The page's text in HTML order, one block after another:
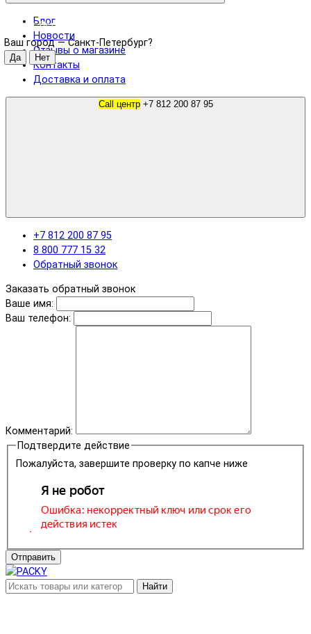
Санкт-Петербург
Ваш город —Санкт-Петербург?
Блог
Новости
Отзывы о магазине
Контакты
Доставка и оплата
Call центр +7 812 200 87 95
+7 812 200 87 95
8 800 777 15 32
Обратный звонок
Заказать обратный звонок
Ваше имя:
Ваш телефон:
Комментарий:
Подтвердите действие
Пожалуйста, завершите проверку по капче ниже
Отправить
Найти